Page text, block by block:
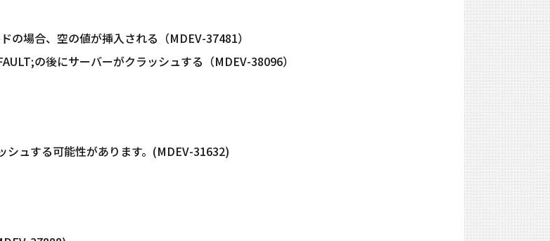
の場合、空の値が挿入される（MDEV-37481）
の後にサーバーがクラッシュする（MDEV-38096）
ュする可能性があります。(MDEV-31632)